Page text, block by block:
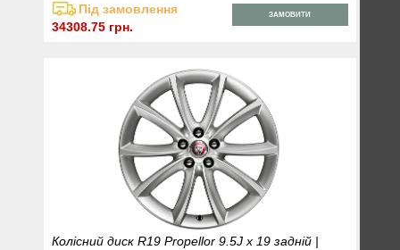
Під замовлення
34308.75 грн.
ЗАМОВИТИ
Колісний диск R19 Propellor 9.5J x 19 задній |